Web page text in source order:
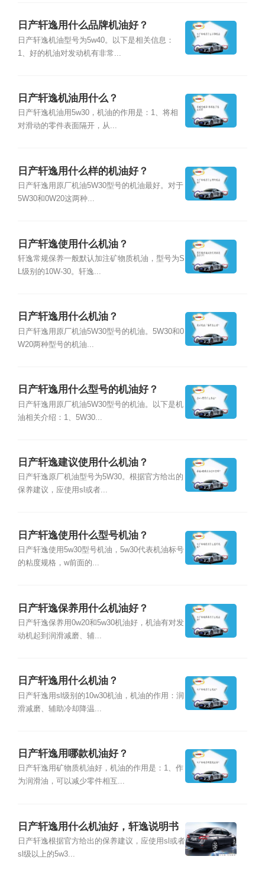
日产轩逸用什么品牌机油好？
日产轩逸机油型号为5w40。以下是相关信息：
1、好的机油对发动机有非常...
日产轩逸机油用什么？
日产轩逸机油用5w30，机油的作用是：1、将相
对滑动的零件表面隔开，从...
日产轩逸用什么样的机油好？
日产轩逸用原厂机油5W30型号的机油最好。对于
5W30和0W20这两种...
日产轩逸使用什么机油？
轩逸常规保养一般默认加注矿物质机油，型号为S
L级别的10W-30。轩逸...
日产轩逸用什么机油？
日产轩逸用原厂机油5W30型号的机油。5W30和0
W20两种型号的机油...
日产轩逸用什么型号的机油好？
日产轩逸用原厂机油5W30型号的机油。以下是机
油相关介绍：1、5W30...
日产轩逸建议使用什么机油？
日产轩逸原厂机油型号为5W30。根据官方给出的
保养建议，应使用sl或者...
日产轩逸使用什么型号机油？
日产轩逸使用5w30型号机油，5w30代表机油标号
的粘度规格，w前面的...
日产轩逸保养用什么机油好？
日产轩逸保养用0w20和5w30机油好，机油有对发
动机起到润滑减磨、辅...
日产轩逸用什么机油？
日产轩逸用sl级别的10w30机油，机油的作用：润
滑减磨、辅助冷却降温...
日产轩逸用哪款机油好？
日产轩逸用矿物质机油好，机油的作用是：1、作
为润滑油，可以减少零件相互...
日产轩逸用什么机油好，轩逸说明书
用什么机油
日产轩逸根据官方给出的保养建议，应使用sl或者
sl级以上的5w3...